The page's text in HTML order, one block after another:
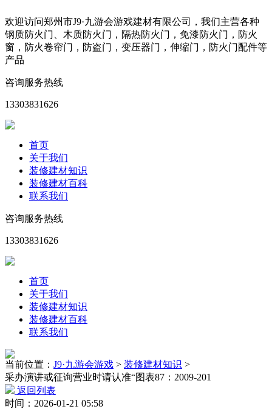
欢迎访问郑州市J9·九游会游戏建材有限公司，我们主营各种
钢质防火门、木质防火门，隔热防火门，免漆防火门，防火
窗，防火卷帘门，防盗门，变压器门，伸缩门，防火门配件等
产品
咨询服务热线
13303831626
首页
关于我们
装修建材知识
装修建材百科
联系我们
咨询服务热线
13303831626
首页
关于我们
装修建材知识
装修建材百科
联系我们
当前位置： J9·九游会游戏 > 装修建材知识 >
采办演讲或征询营业时请认准“图表87：2009-201
返回列表
时间：2026-01-21 05:58